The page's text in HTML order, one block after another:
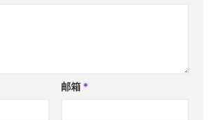
邮箱 *